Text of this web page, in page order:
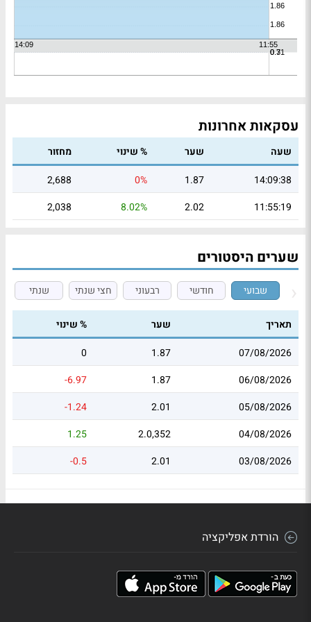
עסקאות אחרונות
שעה שער % שינוי
מחזור
14:09:38
1.87
0%
2,688
11:55:19
2.02
8.02%
2,038
שערים היסטורים
שבועי חודשי רבעוני חצי שנתי שנתי
תאריך שער
% שינוי
07/08/2026
1.87
0
06/08/2026
1.87
-6.97
05/08/2026
2.01
-1.24
04/08/2026
2.0,352
1.25
03/08/2026
2.01
-0.5
הורדת אפליקציה